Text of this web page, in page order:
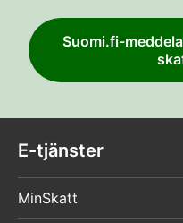
Suomi.fi-
E-tjänster
MinSkatt